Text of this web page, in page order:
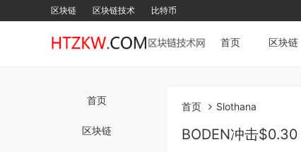
区块链 区块链技术 比特币
首页 区块链
首页
区块链
首页 Slothana
BODEN冲击